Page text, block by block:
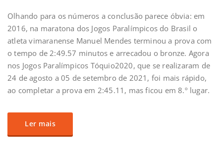
Olhando para os números a conclusão parece óbvia: em
2016, na maratona dos Jogos Paralímpicos do Brasil o
atleta vimaranense Manuel Mendes terminou a prova com
o tempo de 2:49.57 minutos e arrecadou o bronze. Agora
nos Jogos Paralímpicos Tóquio2020, que se realizaram de
24 de agosto a 05 de setembro de 2021, foi mais rápido,
ao completar a prova em 2:45.11, mas ficou em 8.º lugar.
Ler mais